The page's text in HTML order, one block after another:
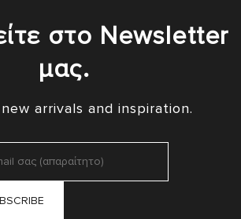
στο Newsletter
μας.
arrivals and inspiration.